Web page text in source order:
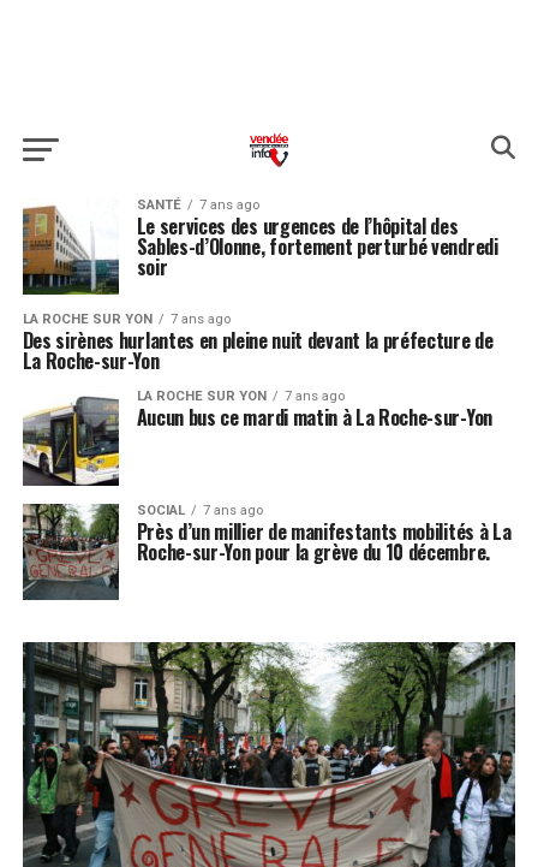
SANTÉ 7 ans ago
Le services des urgences de l’hôpital des
Sables-d’Olonne, fortement perturbé vendredi
soir
LA ROCHE SUR YON 7 ans ago
Des sirènes hurlantes en pleine nuit devant la préfecture de
La Roche-sur-Yon
LA ROCHE SUR YON 7 ans ago
Aucun bus ce mardi matin à La Roche-sur-Yon
SOCIAL 7 ans ago
Près d’un millier de manifestants mobilités à La
Roche-sur-Yon pour la grève du 10 décembre.